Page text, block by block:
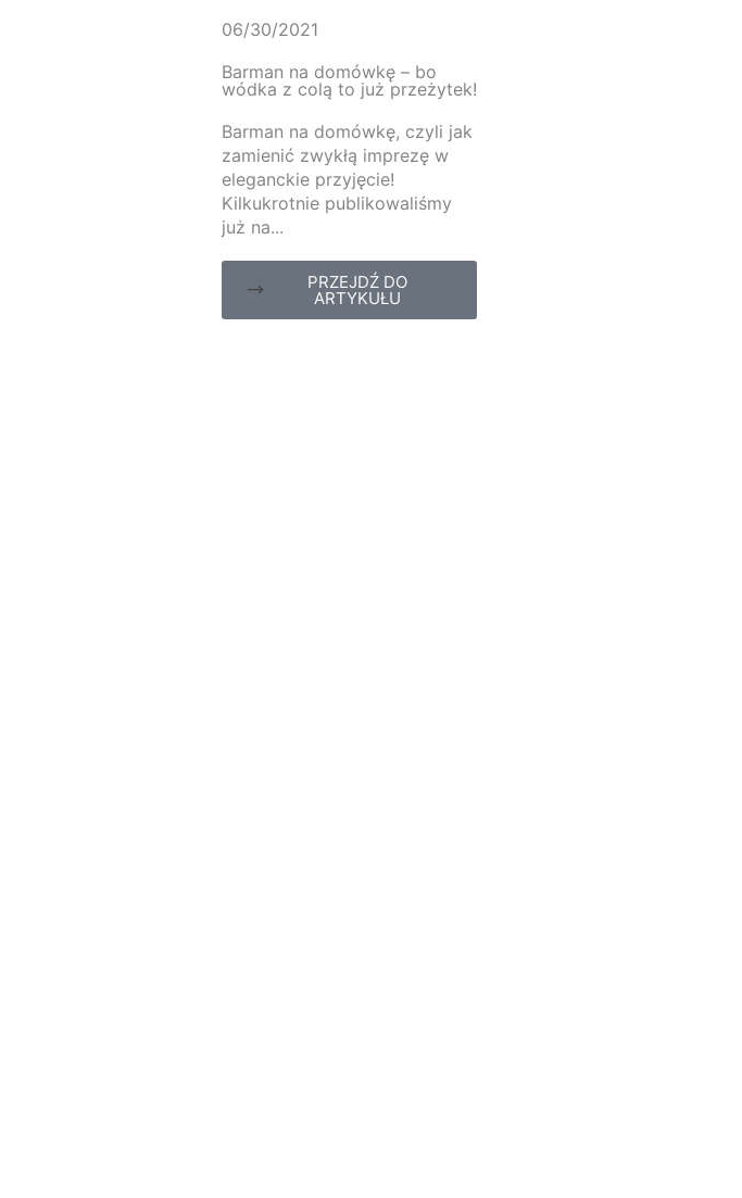
06/30/2021
Barman na domówkę – bo
wódka z colą to już przeżytek!
Barman na domówkę, czyli jak
zamienić zwykłą imprezę w
eleganckie przyjęcie!
Kilkukrotnie publikowaliśmy
już na...
PRZEJDŹ DO
ARTYKUŁU